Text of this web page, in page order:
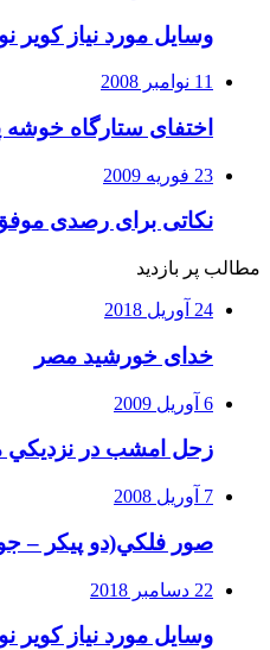
وسایل مورد نیاز کویر
11 نوامبر 2008
اختفای ستارگاه خوشه
23 فوریه 2009
نکاتی برای رصدی
مطالب پر بازدید
24 آوریل 2018
خدای خورشید مصر
6 آوریل 2009
زحل امشب در نزديكي
7 آوریل 2008
صور فلكي(دو پیکر –
22 دسامبر 2018
وسایل مورد نیاز کویر